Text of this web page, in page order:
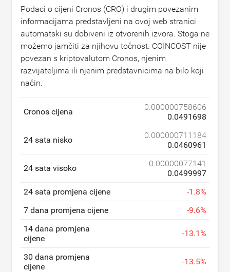
Podaci o cijeni Cronos (CRO) i drugim povezanim
informacijama predstavljeni na ovoj web stranici
automatski su dobiveni iz otvorenih izvora. Stoga ne
možemo jamčiti za njihovu točnost. COINCOST nije
povezan s kriptovalutom Cronos, njenim
razvijateljima ili njenim predstavnicima na bilo koji
način.
Cronos cijena
0.000000758606
0.0491698
24 sata nisko
0.000000711184
0.0460961
24 sata visoko
0.00000077141
0.0499997
24 sata promjena cijene
-1.8%
7 dana promjena cijene
-9.6%
14 dana promjena
cijene
-13.1%
30 dana promjena
cijene
-13.5%